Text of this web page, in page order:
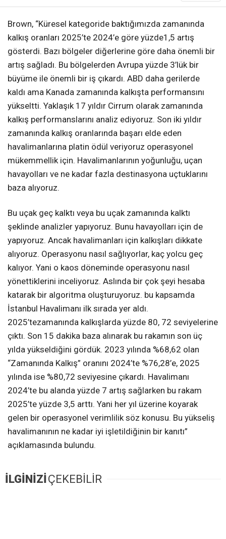
Brown, “Küresel kategoride baktığımızda zamanında
kalkış oranları 2025’te 2024’e göre yüzde1,5 artış
gösterdi. Bazı bölgeler diğerlerine göre daha önemli bir
artış sağladı. Bu bölgelerden Avrupa yüzde 3’lük bir
büyüme ile önemli bir iş çıkardı. ABD daha gerilerde
kaldı ama Kanada zamanında kalkışta performansını
yükseltti. Yaklaşık 17 yıldır Cirrum olarak zamanında
kalkış performanslarını analiz ediyoruz. Son iki yıldır
zamanında kalkış oranlarında başarı elde eden
havalimanlarına platin ödül veriyoruz operasyonel
mükemmellik için. Havalimanlarının yoğunluğu, uçan
havayolları ve ne kadar fazla destinasyona uçtuklarını
baza alıyoruz.
Bu uçak geç kalktı veya bu uçak zamanında kalktı
şeklinde analizler yapıyoruz. Bunu havayolları için de
yapıyoruz. Ancak havalimanları için kalkışları dikkate
alıyoruz. Operasyonu nasıl sağlıyorlar, kaç yolcu geç
kalıyor. Yani o kaos döneminde operasyonu nasıl
yönettiklerini inceliyoruz. Aslında bir çok şeyi hesaba
katarak bir algoritma oluşturuyoruz. bu kapsamda
İstanbul Havalimanı ilk sırada yer aldı.
2025’tezamanında kalkışlarda yüzde 80, 72 seviyelerine
çıktı. Son 15 dakika baza alınarak bu rakamın son üç
yılda yükseldiğini gördük. 2023 yılında %68,62 olan
“Zamanında Kalkış” oranını 2024’te %76,28’e, 2025
yılında ise %80,72 seviyesine çıkardı. Havalimanı
2024’te bu alanda yüzde 7 artış sağlarken bu rakam
2025’te yüzde 3,5 arttı. Yani her yıl üzerine koyarak
gelen bir operasyonel verimlilik söz konusu. Bu yükseliş
havalimanının ne kadar iyi işletildiğinin bir kanıtı”
açıklamasında bulundu.
İLGİNİZİÇEKEBİLİR